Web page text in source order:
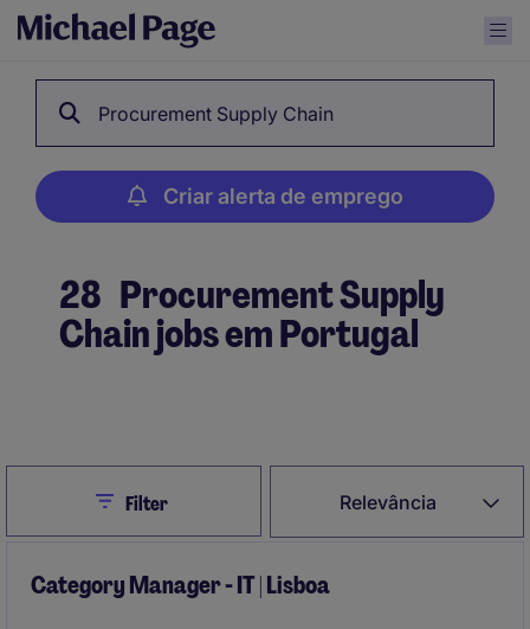
Procurement Supply Chain
Criar alerta de emprego
28 Procurement Supply
Chain jobs em Portugal
Relevância
CloseFilter
Category Manager - IT | Lisboa